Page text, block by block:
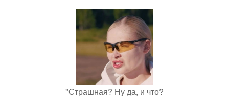
"Страшная? Ну да, и что?